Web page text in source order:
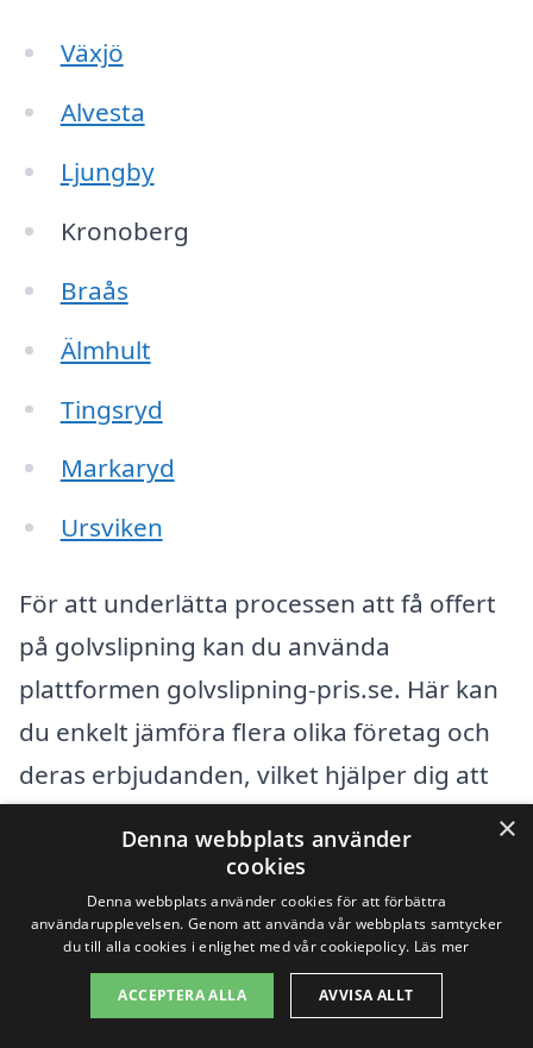
Växjö
Alvesta
Ljungby
Kronoberg
Braås
Älmhult
Tingsryd
Markaryd
Ursviken
För att underlätta processen att få offert
på golvslipning kan du använda
plattformen golvslipning-pris.se. Här kan
du enkelt jämföra flera olika företag och
deras erbjudanden, vilket hjälper dig att
Plattformen gör det enkelt att få en
översikt över priser och tjänster, vilket gör
att du kan fatta ett informerat beslut.
När du söker efter golvslipning i
×
Denna webbplats använder
cookies
Denna webbplats använder cookies för att förbättra
användarupplevelsen. Genom att använda vår webbplats samtycker
du till alla cookies i enlighet med vår cookiepolicy. Läs mer
ACCEPTERA ALLA AVVISA ALLT